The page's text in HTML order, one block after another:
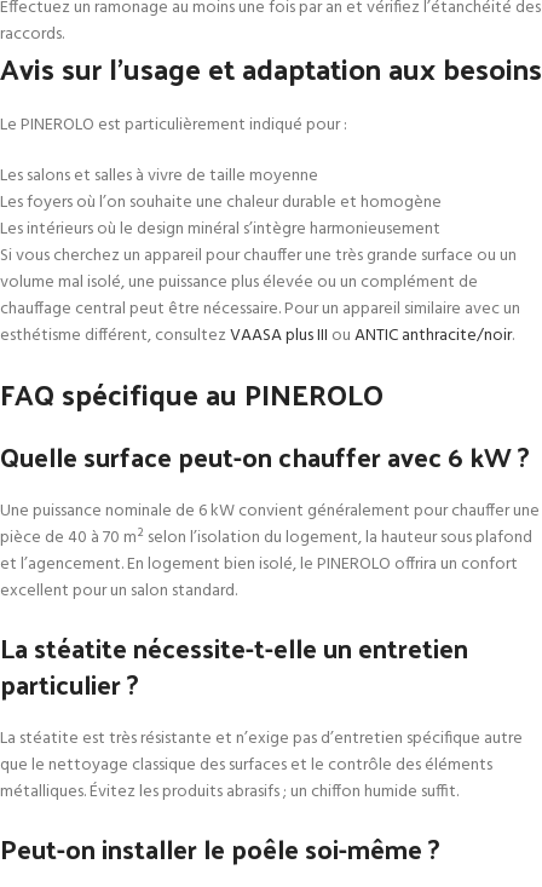
Effectuez un ramonage au moins une fois par an et vérifiez l’étanchéité des
raccords.
Avis sur l’usage et adaptation aux besoins
Le PINEROLO est particulièrement indiqué pour :
Les salons et salles à vivre de taille moyenne
Les foyers où l’on souhaite une chaleur durable et homogène
Les intérieurs où le design minéral s’intègre harmonieusement
Si vous cherchez un appareil pour chauffer une très grande surface ou un
volume mal isolé, une puissance plus élevée ou un complément de
chauffage central peut être nécessaire. Pour un appareil similaire avec un
esthétisme différent, consultezVAASA plus III ouANTIC anthracite/noir.
FAQ spécifique au PINEROLO
Quelle surface peut-on chauffer avec 6 kW ?
Une puissance nominale de 6 kW convient généralement pour chauffer une
pièce de 40 à 70 m² selon l’isolation du logement, la hauteur sous plafond
et l’agencement. En logement bien isolé, le PINEROLO offrira un confort
excellent pour un salon standard.
La stéatite nécessite-t-elle un entretien
particulier ?
La stéatite est très résistante et n’exige pas d’entretien spécifique autre
que le nettoyage classique des surfaces et le contrôle des éléments
métalliques. Évitez les produits abrasifs ; un chiffon humide suffit.
Peut-on installer le poêle soi-même ?